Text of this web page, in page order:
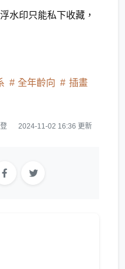
水印只能私下收藏，
全年齡向
插畫
2024-11-02 16:36 更新